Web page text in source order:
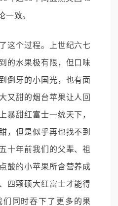
一致。
这个过程。上世纪六七
的水果极有限，但口味
倒牙的小国光，也有面
又甜的烟台苹果让人回
暴甜红富士一统天下，
，但是似乎再也找不到
十年前我们的父辈、祖
酸的小苹果所含营养成
四颗硕大红富士才能得
同时吞下了更多的果